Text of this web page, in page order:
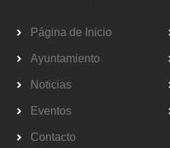
Página de Inicio
Ayuntamiento
Noticias
Eventos
Contacto